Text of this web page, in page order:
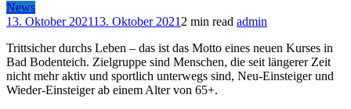
News
13. Oktober 202113. Oktober 2021 2 min read admin
Trittsicher durchs Leben – das ist das Motto eines neuen Kurses in
Bad Bodenteich. Zielgruppe sind Menschen, die seit längerer Zeit
nicht mehr aktiv und sportlich unterwegs sind, Neu-Einsteiger und
Wieder-Einsteiger ab einem Alter von 65+.